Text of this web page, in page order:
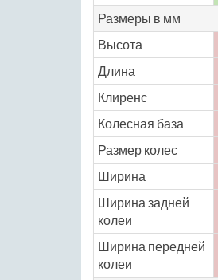
Размеры в мм
Высота
Длина
Клиренс
Колесная база
Размер колес
Ширина
Ширина задней
колеи
Ширина передней
колеи